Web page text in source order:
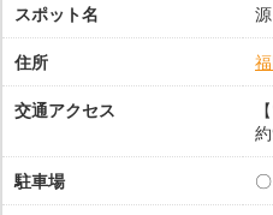
スポット名
住所
交通アクセス
駐車場